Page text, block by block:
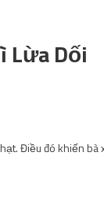
Lừa Dối
Điều đó khiến